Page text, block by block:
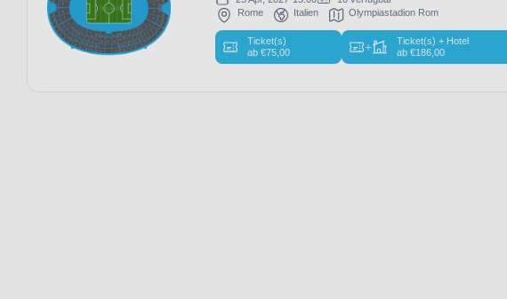
Rome
Italien Olympiastadion Rom
Ticket(s)
ab€75,00 +
Ticket(s) + Hotel
ab€186,00